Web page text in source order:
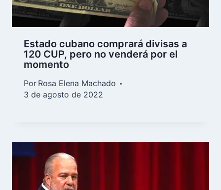
Estado cubano comprará divisas a
120 CUP, pero no venderá por el
momento
Por Rosa Elena Machado
3 de agosto de 2022